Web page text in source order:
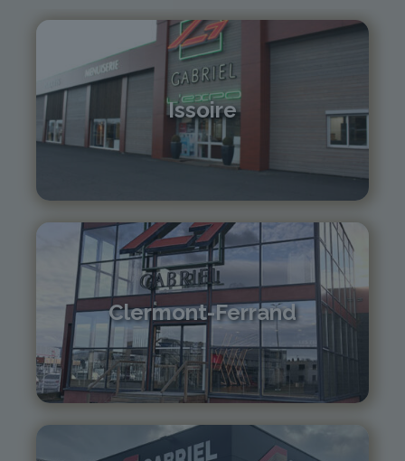
Issoire
04 73 55 06 09
Clermont-Ferrand
04 73 42 18 38
lexpo@gabriel-sa.fr